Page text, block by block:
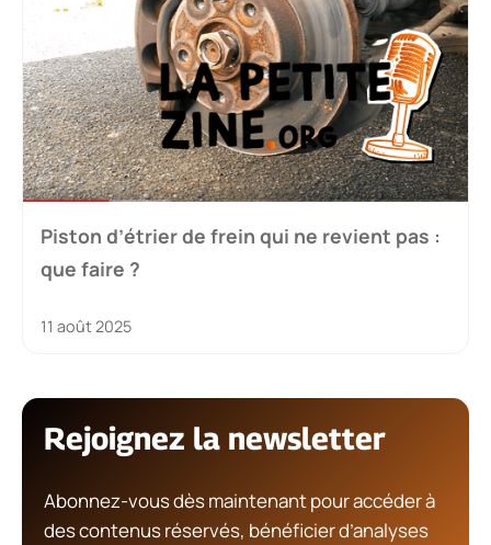
Piston d’étrier de frein qui ne revient pas :
que faire ?
11 août 2025
Rejoignez la newsletter
Abonnez-vous dès maintenant pour accéder à
des contenus réservés, bénéficier d’analyses